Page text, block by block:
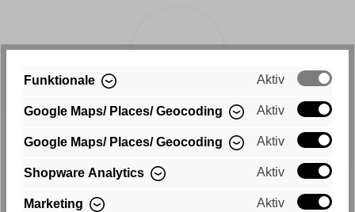
Funktionale Aktiv
Google Maps/ Places/ Geocoding Aktiv
Google Maps/ Places/ Geocoding Aktiv
Shopware Analytics Aktiv
Marketing Aktiv